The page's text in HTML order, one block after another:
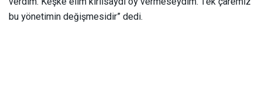
bu yönetimin değişmesidir” dedi.